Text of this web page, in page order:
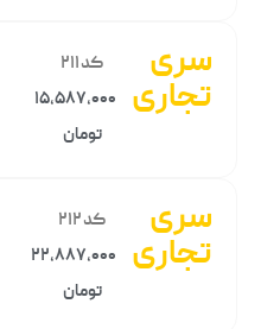
سری
تجاری
کد 211
15,587,000
تومان
سری
تجاری
کد 212
22,887,000
تومان